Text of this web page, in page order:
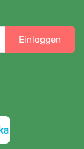
Einloggen